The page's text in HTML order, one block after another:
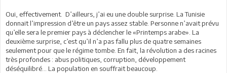
Oui, effectivement. D’ailleurs, j’ai eu une double surprise. La Tunisie
donnait l’impression d’être un pays assez stable. Personne n’avait prévu
qu’elle sera le premier pays à déclencher le «Printemps arabe». La
deuxième surprise, c’est qu’il n’a pas fallu plus de quatre semaines
seulement pour que le régime tombe. En fait, la révolution a des racines
très profondes : abus politiques, corruption, développement
déséquilibré… La population en souffrait beaucoup.